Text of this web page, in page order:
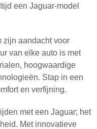
een Jaguar-model
zijn aandacht voor
van elke auto is met
hoogwaardige
Stap in een
en verfijning.
met een Jaguar; het
Met innovatieve